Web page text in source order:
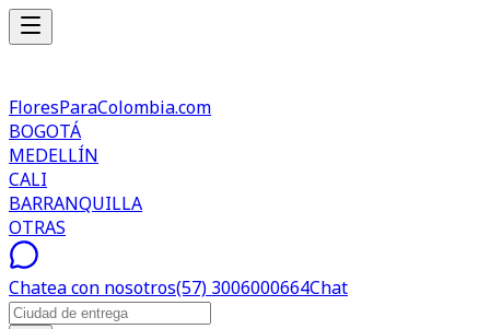
FloresParaColombia.com
BOGOTÁ
MEDELLÍN
CALI
BARRANQUILLA
OTRAS
Chatea con nosotros(57) 3006000664Chat